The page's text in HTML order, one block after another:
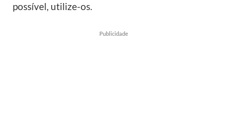
possível, utilize-os.
Publicidade